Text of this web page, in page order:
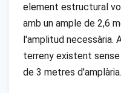
element estructural
amb un ample de 2,6
l'amplitud necessària.
terreny existent
de 3 metres d'amplària.